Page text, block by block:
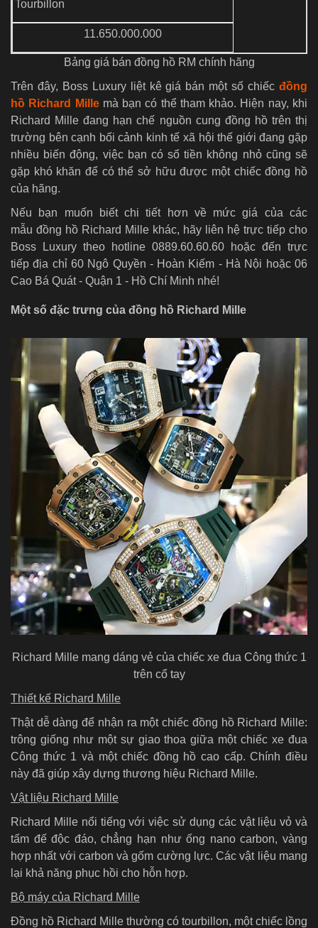
Tourbillon
11.650.000.000
Bảng giá bán đồng hồ RM chính hãng
Trên đây, Boss Luxury liệt kê giá bán một số chiếc đồng
hồ Richard Millemà bạn có thể tham khảo. Hiện nay, khi
Richard Mille đang hạn chế nguồn cung đồng hồ trên thị
trường bên cạnh bối cảnh kinh tế xã hội thế giới đang gặp
nhiều biến động, việc bạn có số tiền không nhỏ cũng sẽ
gặp khó khăn để có thể sở hữu được một chiếc đồng hồ
của hãng.
Nếu bạn muốn biết chi tiết hơn về mức giá của các
mẫu đồng hồ Richard Mille khác, hãy liên hệ trực tiếp cho
Boss Luxury theo hotline 0889.60.60.60 hoặc đến trực
tiếp địa chỉ 60 Ngô Quyền - Hoàn Kiếm - Hà Nội hoặc 06
Cao Bá Quát - Quận 1 - Hồ Chí Minh nhé!
Một số đặc trưng của đồng hồ Richard Mille
Richard Mille mang dáng vẻ của chiếc xe đua Công thức 1
trên cổ tay
Thiết kế Richard Mille
Thật dễ dàng để nhận ra một chiếc đồng hồ Richard Mille:
trông giống như một sự giao thoa giữa một chiếc xe đua
Công thức 1 và một chiếc đồng hồ cao cấp. Chính điều
này đã giúp xây dựng thương hiệu Richard Mille.
Vật liệu Richard Mille
Richard Mille nổi tiếng với việc sử dụng các vật liệu vỏ và
tấm đế độc đáo, chẳng hạn như ống nano carbon, vàng
hợp nhất với carbon và gốm cường lực. Các vật liệu mang
lại khả năng phục hồi cho hỗn hợp.
Bộ máy của Richard Mille
Đồng hồ Richard Mille thường có tourbillon, một chiếc lồng